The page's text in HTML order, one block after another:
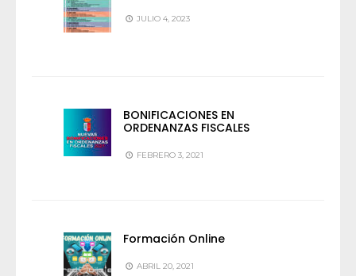
JULIO 4, 2023
BONIFICACIONES EN
ORDENANZAS FISCALES
FEBRERO 3, 2021
Formación Online
ABRIL 20, 2021